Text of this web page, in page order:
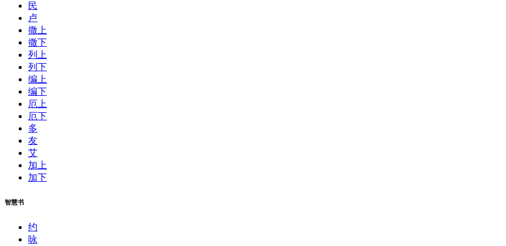
民
卢
撒上
撒下
列上
列下
编上
编下
厄上
厄下
多
友
艾
加上
加下
智慧书
约
咏